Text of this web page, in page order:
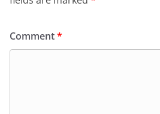
Comment*